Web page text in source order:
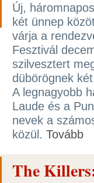
Új,
két ünnep
várja a
Fesztivál
szilvesztert
dübörögnek
A legnagyobb
Laude és a
nevek a
közül. Tovább
The